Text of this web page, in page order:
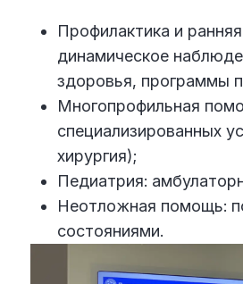
Профилактика и
динамическое
здоровья, программы
Многопрофильная
специализированных
хирургия);
Педиатрия:
Неотложная помощь:
состояниями.